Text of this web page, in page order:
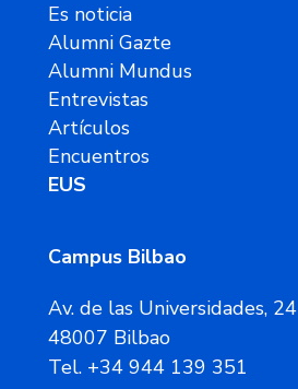
Es noticia
Alumni Gazte
Alumni Mundus
Entrevistas
Artículos
Encuentros
EUS
Campus Bilbao
Av. de las Universidades, 24
48007 Bilbao
Tel. +34 944 139 351